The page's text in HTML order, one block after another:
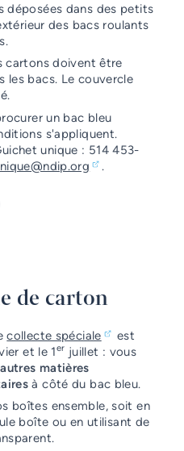
déposées dans des petits
des bacs roulants
cartons doivent être
les bacs. Le couvercle
un bac bleu
s'appliquent.
unique : 514 453-
.
de carton
collecte spéciale
est
et le 1er juillet : vous
matières
à côté du bac bleu.
boîtes ensemble, soit en
boîte ou en utilisant de